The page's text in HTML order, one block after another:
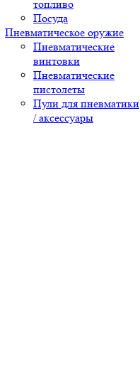
топливо
Посуда
Пневматическое оружие
Пневматические
винтовки
Пневматические
пистолеты
Пули для пневматики
/ аксессуары